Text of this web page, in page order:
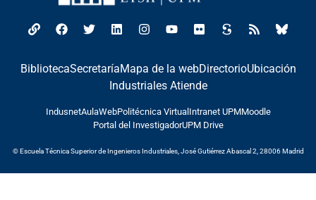
BibliotecaSecretaríaMapa de la webDirectorioUbicación
Industriales Atiende
IndusnetAulaWebPolitécnica Virtual Intranet UPMMoodle
Portal del InvestigadorUPM Drive
© Escuela Técnica Superior de Ingenieros Industriales, José Gutiérrez Abascal 2, 28006 Madrid